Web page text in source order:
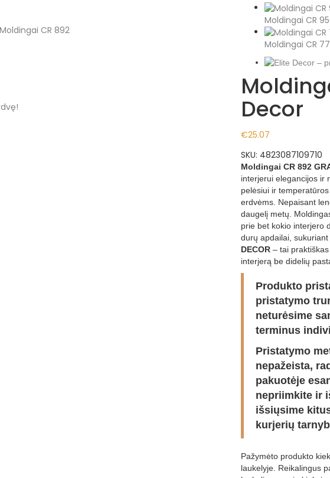
Moldingai CR
Moldingai CR
Decor
€25.07
SKU: 4823087109710
Moldingai CR 892
interjerui elegancijos ir
pelėsiui ir
erdvėms. Nepaisant
daugelį metų.
prie bet kokio interjero
durų apdailai,
DECOR– tai praktiškas
interjerą be didelių
Produkto
pristatymo
neturėsime
terminus
Pristatymo
nepažeista,
pakuotėje
nepriimkite ir
išsiųsime
kurjerių
Pažymėto produkto
laukelyje. Reikalingus
Moldingai CR 892